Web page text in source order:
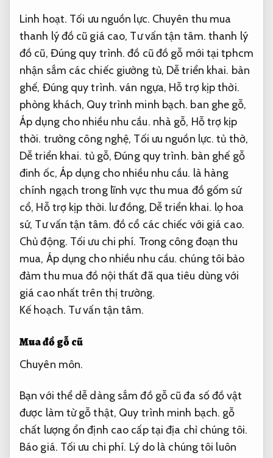
Linh hoạt. Tối ưu nguồn lực. Chuyên thu mua
thanh lý đồ cũ giá cao, Tư vấn tận tâm. thanh lý
đồ cũ, Đúng quy trình. đồ cũ đồ gỗ mới tại tphcm
nhận sắm các chiếc giường tủ, Dễ triển khai. bàn
ghế, Đúng quy trình. ván ngựa, Hỗ trợ kịp thời.
phòng khách, Quy trình minh bạch. ban ghe gỗ,
Áp dụng cho nhiều nhu cầu. nhà gỗ, Hỗ trợ kịp
thời. trường công nghệ, Tối ưu nguồn lực. tủ thờ,
Dễ triển khai. tủ gỗ,Đúng quy trình. bàn ghế gỗ
đinh ốc, Áp dụng cho nhiều nhu cầu. là hàng
chính ngạch trong lĩnh vực thu mua đồ gốm sứ
cổ, Hỗ trợ kịp thời. lư đồng, Dễ triển khai. lọ hoa
sứ, Tư vấn tận tâm. đồ cổ các chiếc với giá cao.
Chủ động. Tối ưu chi phí. Trong công đoạn thu
mua, Áp dụng cho nhiều nhu cầu. chúng tôi bảo
đảm thu mua đồ nội thất đã qua tiêu dùng với
giá cao nhất trên thị trường.
Kế hoạch. Tư vấn tận tâm.
Mua đồ gỗ cũ
Chuyên môn.
Bạn với thể dễ dàng sắm đồ gỗ cũ đa số đồ vật
được làm từ gỗ thật, Quy trình minh bạch. gỗ
chất lượng ổn định cao cấp tại địa chỉ chúng tôi.
Báo giá. Tối ưu chi phí. Lý do là chúng tôi luôn